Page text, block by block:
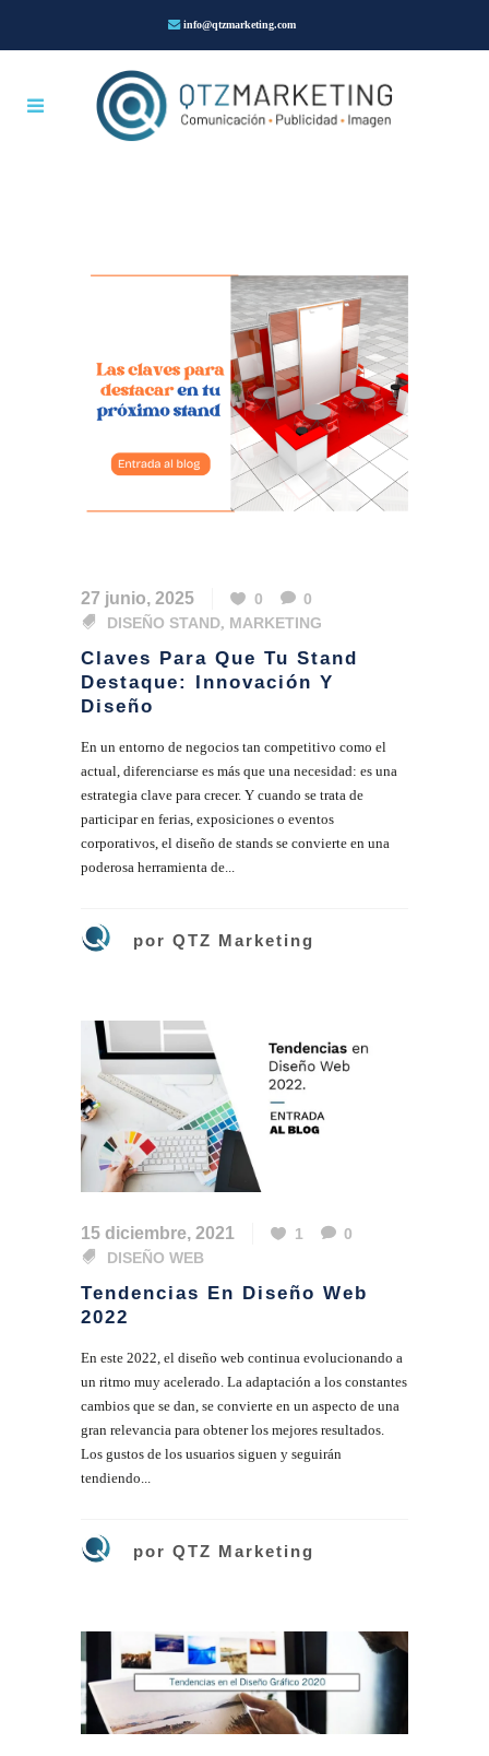
info@qtzmarketing.com
27 junio, 2025 0
0
DISEÑO STAND, MARKETING
Claves Para Que Tu Stand
Destaque: Innovación Y
Diseño
En un entorno de negocios tan competitivo como el
actual, diferenciarse es más que una necesidad: es una
estrategia clave para crecer. Y cuando se trata de
participar en ferias, exposiciones o eventos
corporativos, el diseño de stands se convierte en una
poderosa herramienta de...
por QTZ Marketing
15 diciembre, 2021 1
0
DISEÑO WEB
Tendencias En Diseño Web
2022
En este 2022, el diseño web continua evolucionando a
un ritmo muy acelerado. La adaptación a los constantes
cambios que se dan, se convierte en un aspecto de una
gran relevancia para obtener los mejores resultados.
Los gustos de los usuarios siguen y seguirán
tendiendo...
por QTZ Marketing